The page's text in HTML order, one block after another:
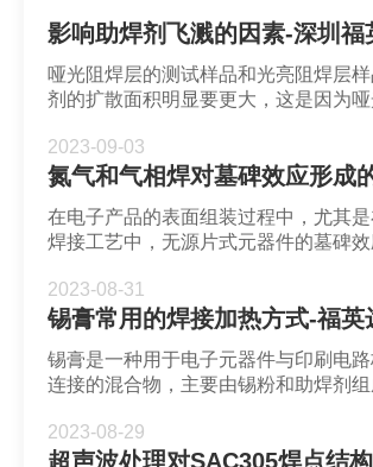
影响助焊剂飞溅的因素-深圳福
哑光阻焊层的测试样品和光亮阻焊层
剂的扩散面积明显要更大，这是因为
更大，溅射出现的频率更高。
2023-09-03
在电子产品的表面组装过程中，尤其
焊接工艺中，无源片式元器件的墓碑
化，回流焊接时这些片式元器件会出现“
象又称为“曼哈顿”效应。
2023-08-31
锡膏常用的焊接加热方式-福英
锡膏是一种用于电子元器件与印刷电路
连接的混合物，主要由锡粉和助焊剂
2023-08-29